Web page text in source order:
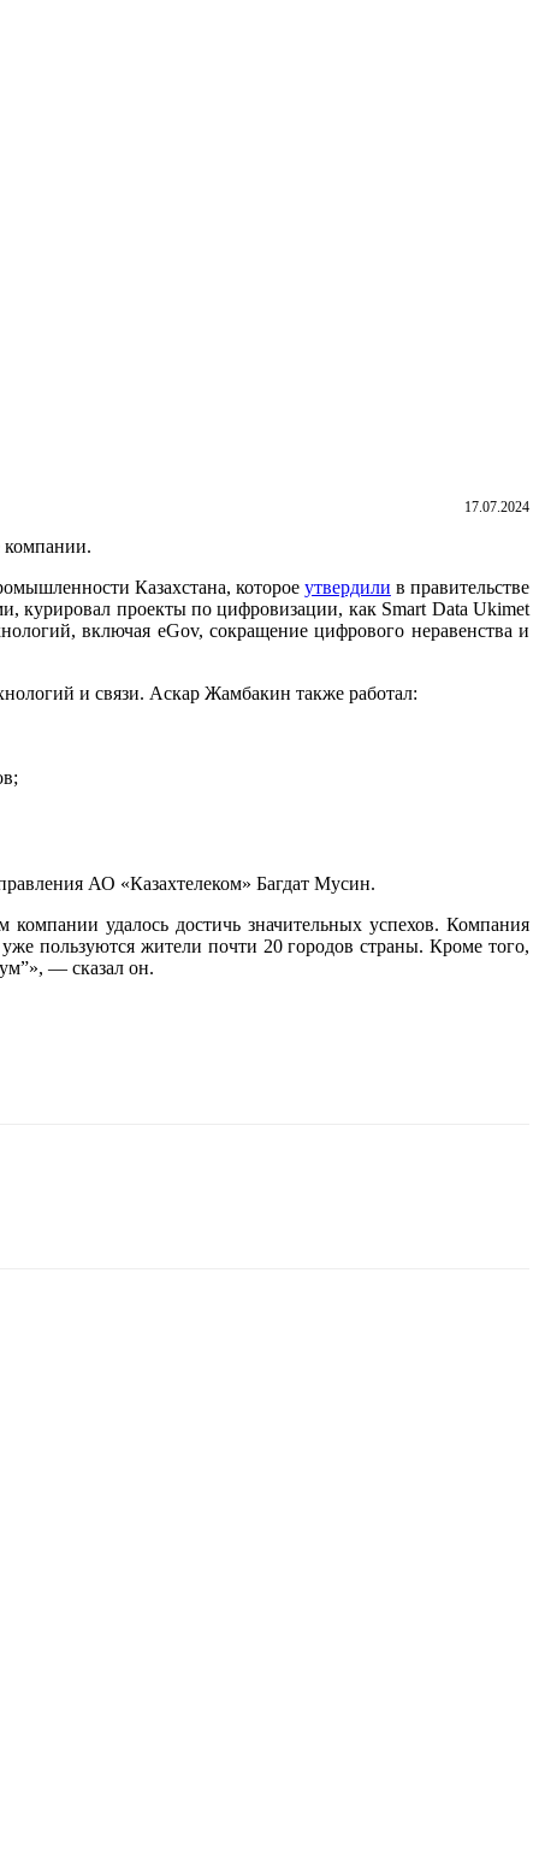
17.07.2024
компании.
Казахстана, которое утвердили в правительстве
курировал проекты по цифровизации, как Smart Data Ukimet
включая eGov, сокращение цифрового неравенства и
и связи. Аскар Жамбакин также работал:
АО «Казахтелеком» Багдат Мусин.
компании удалось достичь значительных успехов. Компания
пользуются жители почти 20 городов страны. Кроме того,
— сказал он.